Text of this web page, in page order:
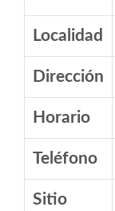
Localidad
Dirección
Horario
Teléfono
Sitio